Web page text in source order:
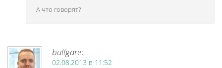
А что говорят?
bullgare:
02.08.2013 в 11:52